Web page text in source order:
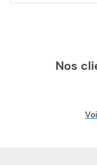
Nos